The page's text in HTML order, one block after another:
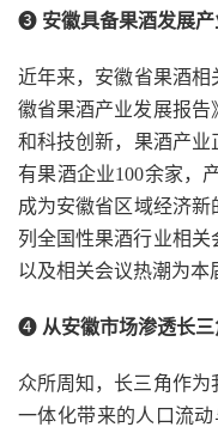
❸ 安徽具备果酒发展
近年来，安徽省果酒相
徽省果酒产业发展报告
和科技创新，果酒产业
有果酒企业100余家，
成为安徽省区域经济新
列全国性果酒行业相
以及相关会议热潮为本
❹ 从安徽市场渗透长
众所周知，长三角作
一体化带来的人口流